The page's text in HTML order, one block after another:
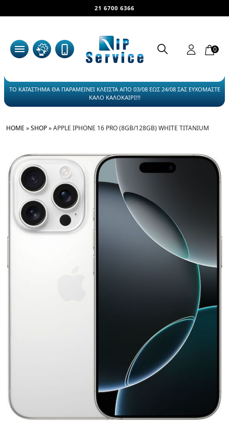
21 6700 6366
0
ΤΟ ΚΑΤΑΣΤΗΜΑ ΘΑ ΠΑΡΑΜΕΙΝΕΙ ΚΛΕΙΣΤΑ ΑΠΟ 03/08 ΕΩΣ 24/08 ΣΑΣ ΕΥΧΟΜΑΣΤΕ
ΚΑΛΟ ΚΑΛΟΚΑΙΡΙ!!!
HOME »SHOP»APPLE IPHONE 16 PRO (8GB/128GB) WHITE TITANIUM